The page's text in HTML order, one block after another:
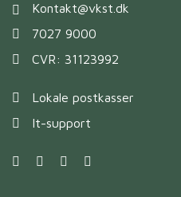
Kontakt@vkst.dk
7027 9000
CVR: 31123992
Lokale postkasser
It-support